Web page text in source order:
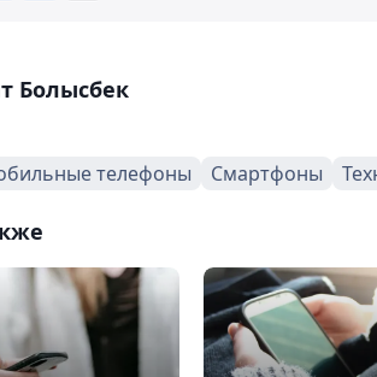
Болысбек
телефоны Смартфоны